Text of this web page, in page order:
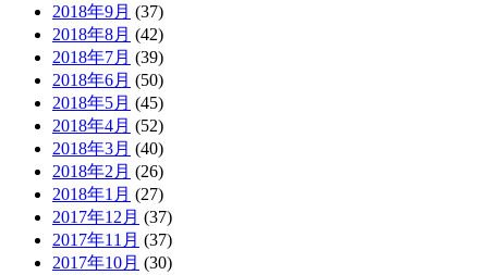
2018年9月 (37)
2018年8月 (42)
2018年7月 (39)
2018年6月 (50)
2018年5月 (45)
2018年4月 (52)
2018年3月 (40)
2018年2月 (26)
2018年1月 (27)
2017年12月 (37)
2017年11月 (37)
2017年10月 (30)